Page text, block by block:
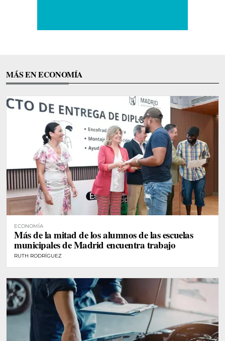
MÁS EN ECONOMÍA
ECONOMÍA
Más de la mitad de los alumnos de las escuelas
municipales de Madrid encuentra trabajo
RUTH RODRÍGUEZ